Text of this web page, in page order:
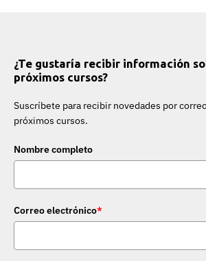
¿Te gustaría recibir información
próximos cursos?
Suscríbete para recibir novedades por
próximos cursos.
Nombre completo
Correo electrónico*